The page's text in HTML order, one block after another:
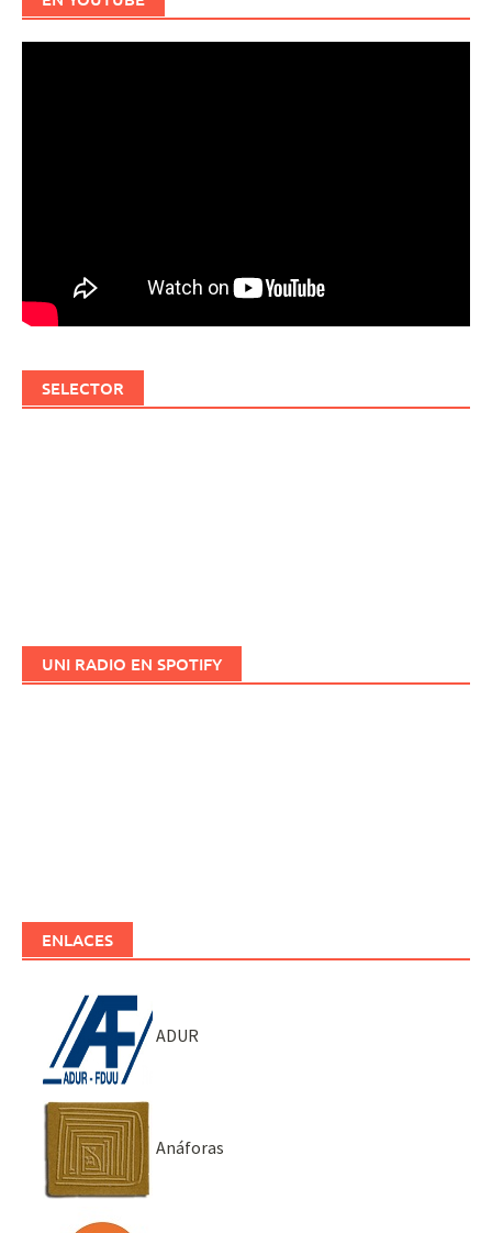
SELECTOR
UNI RADIO EN SPOTIFY
ENLACES
ADUR
Anáforas